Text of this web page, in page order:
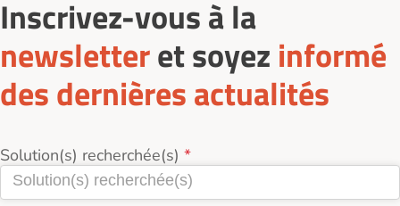
Inscrivez-vous à la
newsletteret soyez informé
des dernières actualités
Solution(s) recherchée(s)